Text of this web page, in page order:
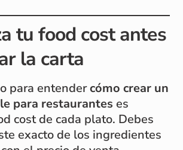
tu food cost antes
la carta
para entendercómo crear un
para restaurantes es
cost de cada plato. Debes
exacto de los ingredientes